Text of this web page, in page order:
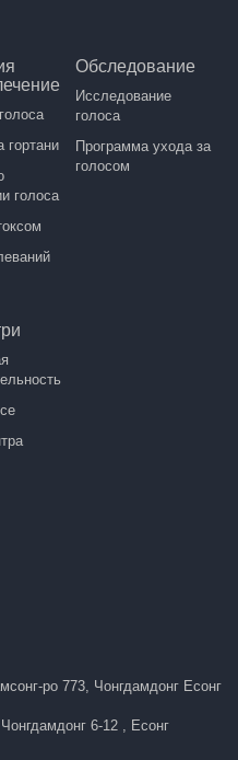
гортани
голоса
Обследование
Исследование
голоса
Программа ухода за
голосом
ро 773, Чонгдамдонг Есонг
6-12 , Есонг